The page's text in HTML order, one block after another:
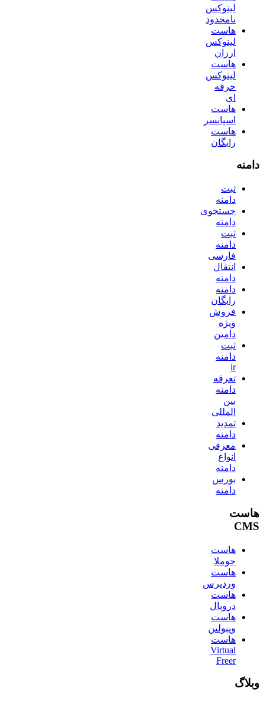
لینوکس
نامحدود
هاست
لینوکس
ارزان
هاست
لینوکس
حرفه
ای
هاست
اسپانسر
هاست
رایگان
دامنه
ثبت
دامنه
جستجوی
دامنه
ثبت
دامنه
فارسی
انتقال
دامنه
دامنه
رایگان
فروش
ویژه
دامین
ثبت
دامنه
ir
تعرفه
دامنه
بین
المللی
تمدید
دامنه
معرفی
انواع
دامنه
بورس
دامنه
هاست
CMS
هاست
جوملا
هاست
وردپرس
هاست
دروپال
هاست
ویبولتن
هاست
Virtual
Freer
وبلاگ